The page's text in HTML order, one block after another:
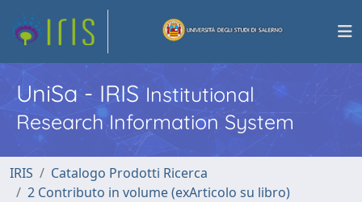
UniSa - IRISInstitutional
Research Information System
IRIS
Catalogo Prodotti Ricerca
2 Contributo in volume (exArticolo su libro)